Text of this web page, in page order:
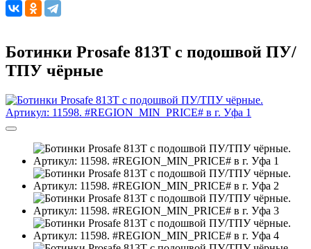
Ботинки Prosafe 813T с подошвой ПУ/
ТПУ чёрные